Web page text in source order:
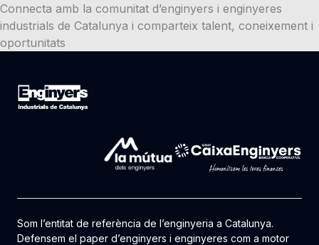
Connecta amb la comunitat d’enginyers i enginyeres
industrials de Catalunya i comparteix talent, coneixement i
oportunitats
Som l’entitat de referència de l’enginyeria a Catalunya.
Defensem el paper d’enginyers i enginyeres com a motor